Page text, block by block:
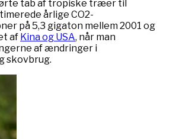
tab af tropiske træer til
årlige CO2-
på 5,3 gigaton mellem 2001 og
af Kina og USA, når man
af ændringer i
skovbrug.